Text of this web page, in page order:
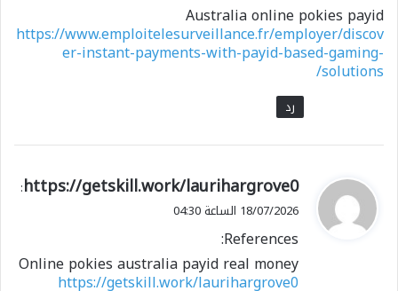
Australia online pokies payid
https://www.emploitelesurveillance.fr/employer/discov
er-instant-payments-with-payid-based-gaming-
solutions/
رد
ي
ق
ل
https://getskill.work/laurihargrove0
:
18/07/2026 الساعة 04:30
References:
Online pokies australia payid real money
https://getskill.work/laurihargrove0